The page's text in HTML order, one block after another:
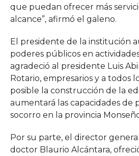
que puedan ofrecer más
alcance”, afirmó el galeno.
El presidente de la institución
poderes públicos en
agradeció al presidente Luis
Rotario, empresarios y a todos
posible la construcción de la
aumentará las capacidades de
socorro en la provincia
Por su parte, el director
doctor Blaurio Alcántara,